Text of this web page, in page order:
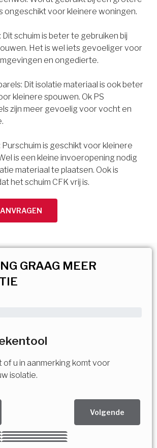
ongeschikt voor kleinere woningen.
Dit schuim is beter te gebruiken bij
Het is wel iets gevoeliger voor
en ongedierte.
Dit isolatie materiaal is ook beter
kleinere spouwen. Ok PS
zijn meer gevoelig voor vocht en
Purschuim is geschikt voor kleinere
is een kleine invoeropening nodig
materiaal te plaatsen. Ook is
het schuim CFK vrij is.
GRAAG MEER
of u in aanmerking komt voor
isolatie.
Volgende
Volgende